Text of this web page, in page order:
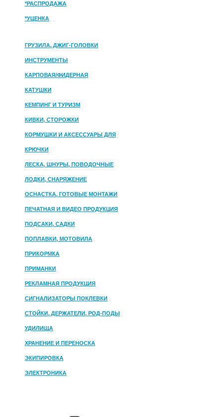
*РАСПРОДАЖА
*УЦЕНКА
ГРУЗИЛА, ДЖИГ-ГОЛОВКИ
ИНСТРУМЕНТЫ
КАРПОВАЯ/ФИДЕРНАЯ
КАТУШКИ
КЕМПИНГ И ТУРИЗМ
КИВКИ, СТОРОЖКИ
КОРМУШКИ И АКСЕССУАРЫ ДЛЯ
ПРИКОРМКИ
КРЮЧКИ
ЛЕСКА, ШНУРЫ, ПОВОДОЧНЫЕ
МАТЕРИАЛЫ
ЛОДКИ, СНАРЯЖЕНИЕ
ОСНАСТКА, ГОТОВЫЕ МОНТАЖИ
ПЕЧАТНАЯ И ВИДЕО ПРОДУКЦИЯ
ПОДСАКИ, САДКИ
ПОПЛАВКИ, МОТОВИЛА
ПРИКОРМКА
ПРИМАНКИ
РЕКЛАМНАЯ ПРОДУКЦИЯ
СИГНАЛИЗАТОРЫ ПОКЛЕВКИ
СТОЙКИ, ДЕРЖАТЕЛИ, РОД-ПОДЫ
УДИЛИЩА
ХРАНЕНИЕ И ПЕРЕНОСКА
ЭКИПИРОВКА
ЭЛЕКТРОНИКА